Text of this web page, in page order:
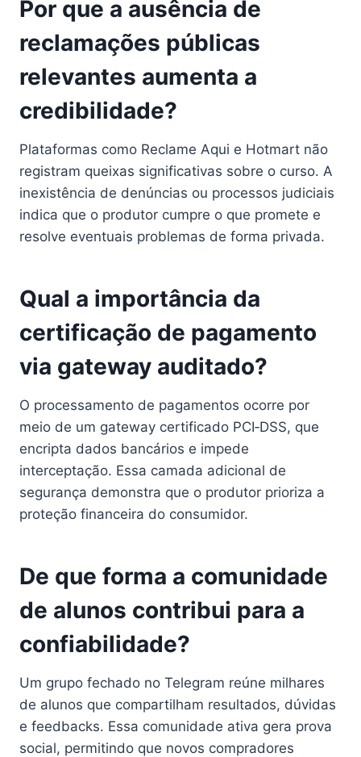
Por que a ausência de
reclamações públicas
relevantes aumenta a
credibilidade?
Plataformas como Reclame Aqui e Hotmart não
registram queixas significativas sobre o curso. A
inexistência de denúncias ou processos judiciais
indica que o produtor cumpre o que promete e
resolve eventuais problemas de forma privada.
Qual a importância da
certificação de pagamento
via gateway auditado?
O processamento de pagamentos ocorre por
meio de um gateway certificado PCI‑DSS, que
encripta dados bancários e impede
interceptação. Essa camada adicional de
segurança demonstra que o produtor prioriza a
proteção financeira do consumidor.
De que forma a comunidade
de alunos contribui para a
confiabilidade?
Um grupo fechado no Telegram reúne milhares
de alunos que compartilham resultados, dúvidas
e feedbacks. Essa comunidade ativa gera prova
social, permitindo que novos compradores